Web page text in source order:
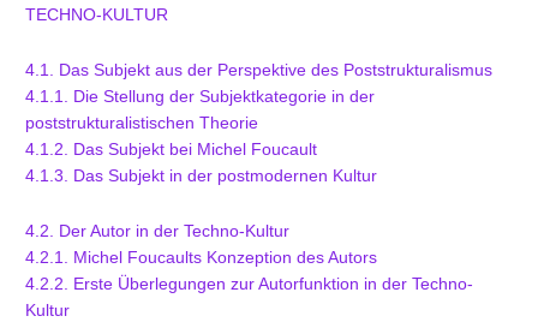
TECHNO-KULTUR
4.1. Das Subjekt aus der Perspektive des Poststrukturalismus
4.1.1. Die Stellung der Subjektkategorie in der
poststrukturalistischen Theorie
4.1.2. Das Subjekt bei Michel Foucault
4.1.3. Das Subjekt in der postmodernen Kultur
4.2. Der Autor in der Techno-Kultur
4.2.1. Michel Foucaults Konzeption des Autors
4.2.2. Erste Überlegungen zur Autorfunktion in der Techno-
Kultur